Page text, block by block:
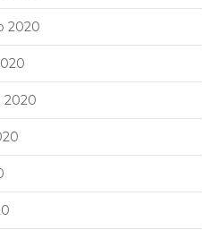
2020
2020